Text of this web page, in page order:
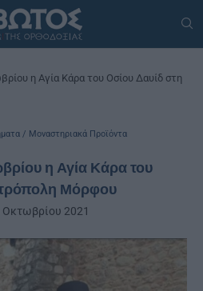
η Αγία Κάρα του Οσίου Δαυίδ στη
/ Μοναστηριακά Προϊόντα
η Αγία Κάρα του
Μόρφου
Οκτωβρίου 2021